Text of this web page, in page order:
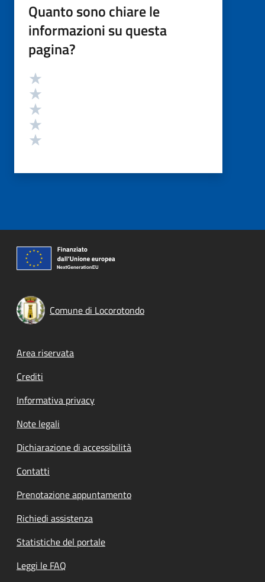
Quanto sono chiare le
informazioni su questa
pagina?
Valutazione
Comune di Locorotondo
Footer menu
Area riservata
Crediti
Informativa privacy
Note legali
Dichiarazione di accessibilità
Contatti
Prenotazione appuntamento
Richiedi assistenza
Statistiche del portale
Leggi le FAQ